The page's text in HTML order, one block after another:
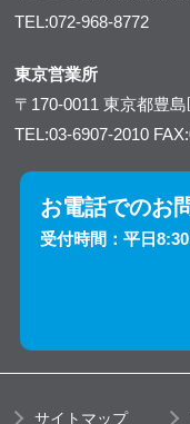
TEL:072-968-8772
東京営業所
〒170-0011東京都豊
TEL:03-6907-2010
お電話でのお
受付時間：平日
サイトマップ